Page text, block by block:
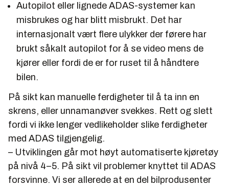
Autopilot eller lignede ADAS-systemer kan
misbrukes og har blitt misbrukt. Det har
internasjonalt vært flere ulykker der førere har
brukt såkalt autopilot for å se video mens de
kjører eller fordi de er for ruset til å håndtere
bilen.
På sikt kan manuelle ferdigheter til å ta inn en
skrens, eller unnamanøver svekkes. Rett og slett
fordi vi ikke lenger vedlikeholder slike ferdigheter
med ADAS tilgjengelig.
– Utviklingen går mot høyt automatiserte kjøretøy
på nivå 4–5. På sikt vil problemer knyttet til ADAS
forsvinne. Vi ser allerede at en del bilprodusenter